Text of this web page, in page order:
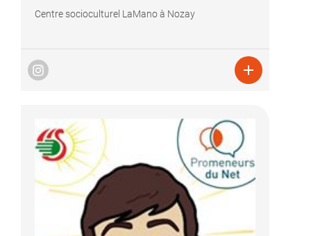
Centre socioculturel LaMano à Nozay
